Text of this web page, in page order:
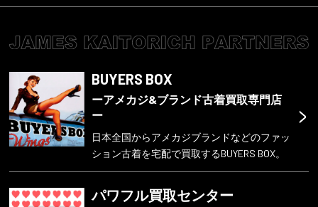
>
BUYERS BOX
ーアメカジ&ブランド古着買取専門店
ー
日本全国からアメカジブランドなどのファッ
ション古着を宅配で買取するBUYERS BOX。
パワフル買取センター